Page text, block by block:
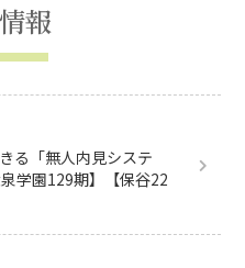
報
る「無人内見システ
学園129期】【保谷22